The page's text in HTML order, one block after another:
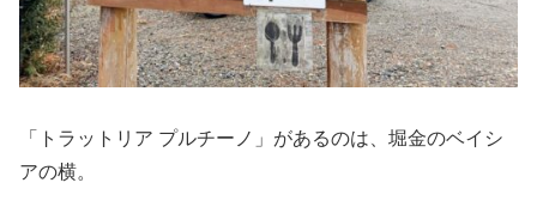
「トラットリア プルチーノ」があるのは、堀金のベイシ
アの横。